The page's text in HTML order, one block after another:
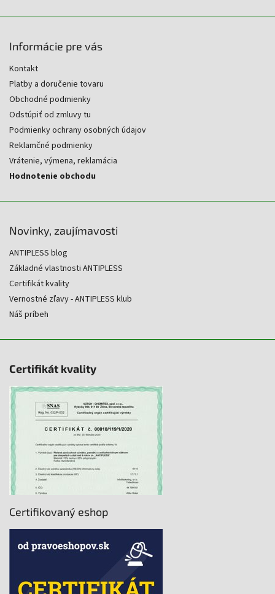
Informácie pre vás
Kontakt
Platby a doručenie tovaru
Obchodné podmienky
Odstúpiť od zmluvy tu
Podmienky ochrany osobných údajov
Reklamčné podmienky
Vrátenie, výmena, reklamácia
Hodnotenie obchodu
Novinky, zaujímavosti
ANTIPLESS blog
Základné vlastnosti ANTIPLESS
Certifikát kvality
Vernostné zľavy - ANTIPLESS klub
Náš príbeh
Certifikát kvality
Certifikovaný eshop